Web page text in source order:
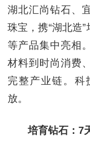
湖北汇尚钻石、
珠宝，携“湖北造
等产品集中亮相
材料到时尚消费
完整产业链。科
放。
培育钻石：7